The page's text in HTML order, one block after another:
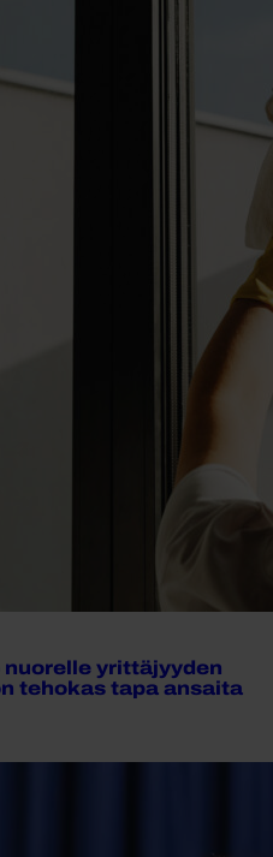
nuorelle yrittäjyyden
tehokas tapa ansaita